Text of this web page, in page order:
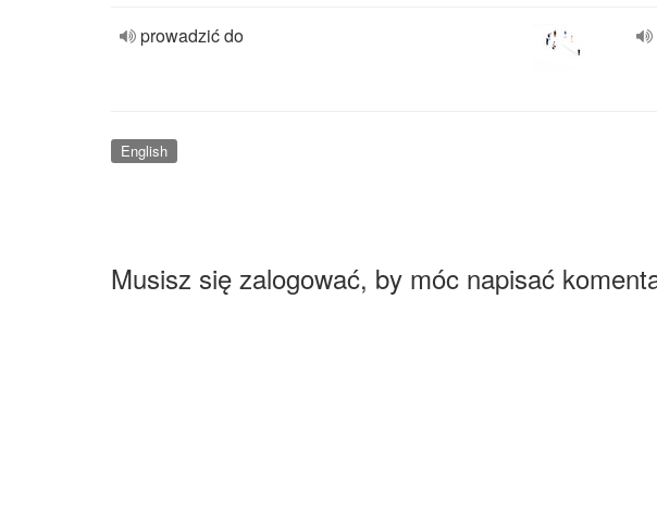
prowadzić do
English
Musisz się zalogować, by móc napisać